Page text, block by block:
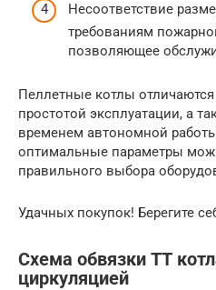
Несоответствие
требованиям
позволяющее
Пеллетные котлы
простотой эксплуатации, а
временем автономной
оптимальные параметры
правильного выбора
Удачных покупок! Берегите
Схема обвязки ТТ
циркуляцией